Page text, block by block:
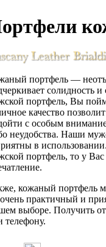
портфель —
солидность
портфель, Вы
качество
с особым
неудобства. Наши
в
портфель, то у Вас
кожаный портфель
практичный и
выборе. Получить
телефону.